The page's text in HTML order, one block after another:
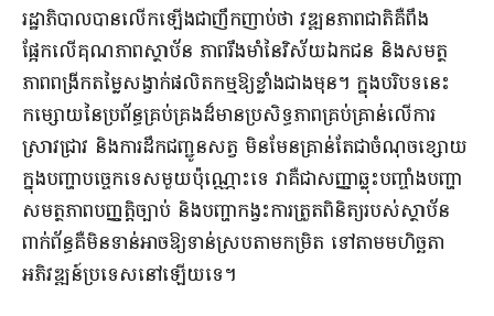
រដ្ឋាភិបាលបានលើកឡើងជាញឹកញាប់ថា វឌ្ឍនភាពជាតិគឺពឹង
ផ្អែកលើគុណភាពស្ថាប័ន ភាពរឹងមាំនៃវិស័យឯកជន និងសមត្ថ
ភាពពង្រីកតម្លៃសង្វាក់ផលិតកម្មឱ្យខ្លាំងជាងមុន។ ក្នុងបរិបទនេះ
កម្សោយនៃប្រព័ន្ធគ្រប់គ្រងដ៏មានប្រសិទ្ធភាពគ្រប់គ្រាន់លើការ
ស្រាវជ្រាវ និងការដឹកជញ្ជូនសត្វ មិនមែនគ្រាន់តែជាចំណុចខ្សោយ
ក្នុងបញ្ហាបច្ចេកទេសមួយប៉ុណ្ណោះទេ វាគឺជាសញ្ញាឆ្លុះបញ្ចាំងបញ្ហា
សមត្ថភាពបញ្ញត្តិច្បាប់ និងបញ្ហាកង្វះការត្រួតពិនិត្យរបស់ស្ថាប័ន
ពាក់ព័ន្ធគឺមិនទាន់អាចឱ្យទាន់ស្របតាមកម្រិត ទៅតាមមហិច្ឆតា
អភិវឌ្ឍន៍ប្រទេសនៅឡើយទេ។